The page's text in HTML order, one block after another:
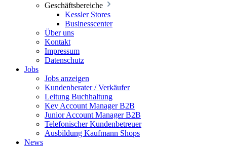
Geschäftsbereiche
Kessler Stores
Businesscenter
Über uns
Kontakt
Impressum
Datenschutz
Jobs
Jobs anzeigen
Kundenberater / Verkäufer
Leitung Buchhaltung
Key Account Manager B2B
Junior Account Manager B2B
Telefonischer Kundenbetreuer
Ausbildung Kaufmann Shops
News